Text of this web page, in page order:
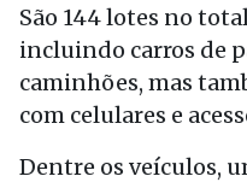
São 144 lotes no
incluindo carros de
caminhões, mas
com celulares e
Dentre os veículos,